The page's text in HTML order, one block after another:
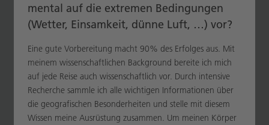
mental auf die extremen Bedingungen
(Wetter, Einsamkeit, dünne Luft, …) vor?
Eine gute Vorbereitung macht 90% des Erfolges aus. Mit
meinem wissenschaftlichen Background bereite ich mich
auf jede Reise auch wissenschaftlich vor. Durch intensive
Recherche sammle ich alle wichtigen Informationen über
die geografischen Besonderheiten und stelle mit diesem
Wissen meine Ausrüstung zusammen. Um meinen Körper